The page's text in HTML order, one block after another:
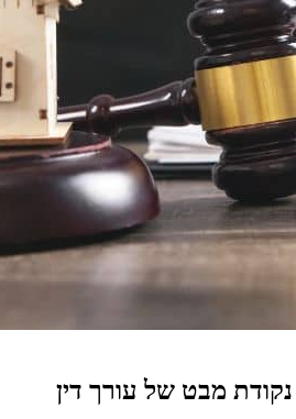
מבט של עורך דין